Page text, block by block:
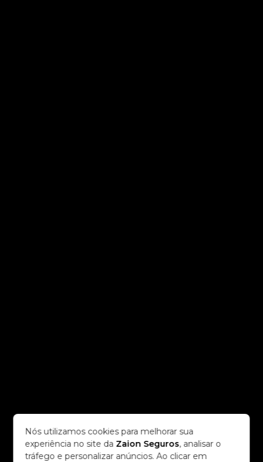
Nós utilizamos cookies para melhorar sua
experiência no site da Zaion Seguros, analisar o
tráfego e personalizar anúncios. Ao clicar em